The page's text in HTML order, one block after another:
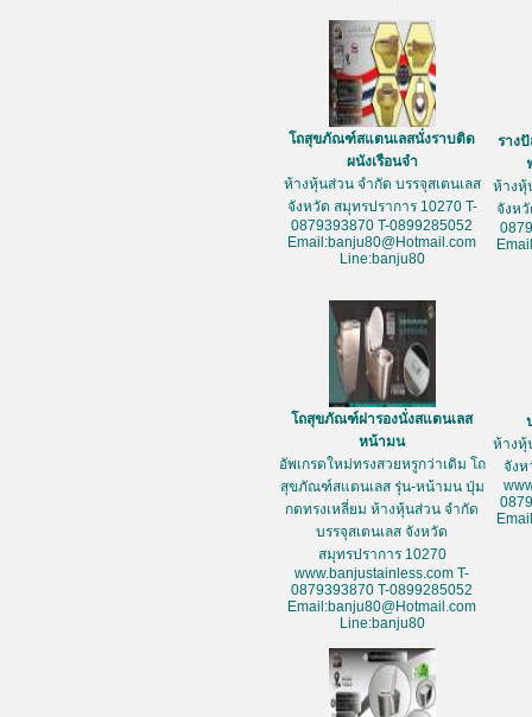
โถสุขภัณฑ์สแตนเลสนั่งราบติด
ผนังเรือนจำ
ห้างหุ้นส่วน จำกัด บรรจุสเตนเลส
จังหวัด สมุทรปราการ 10270 T-
0879393870 T-0899285052
Email:banju80@Hotmail.com
Line:banju80
ราง
ห้างหุ้
จังห
โถสุขภัณฑ์ฝารองนั่งสแตนเลส
หน้ามน
อัพเกรดใหม่ทรงสวยหรูกว่าเดิม โถ
สุขภัณฑ์สแตนเลส รุ่น-หน้ามน ปุ่ม
กดทรงเหลี่ยม ห้างหุ้นส่วน จำกัด
บรรจุสเตนเลส จังหวัด
สมุทรปราการ 10270
www.banjustainless.com T-
0879393870 T-0899285052
Email:banju80@Hotmail.com
Line:banju80
ห้างหุ้
จังห